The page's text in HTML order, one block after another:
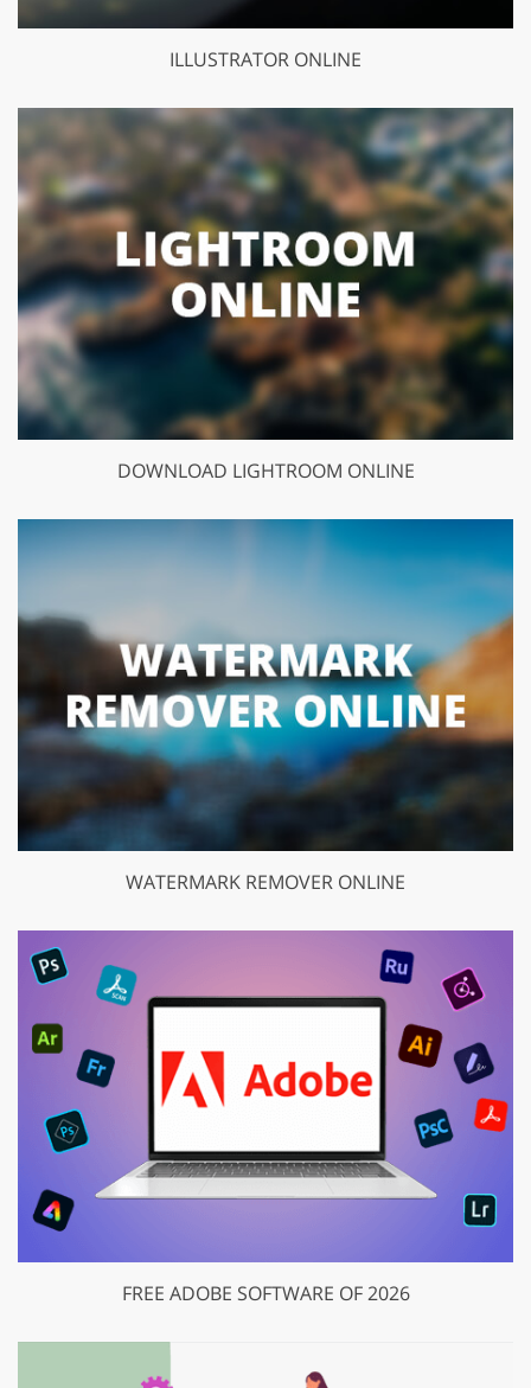
ILLUSTRATOR ONLINE
DOWNLOAD LIGHTROOM ONLINE
WATERMARK REMOVER ONLINE
FREE ADOBE SOFTWARE OF 2026